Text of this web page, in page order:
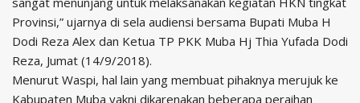
Provinsi,” ujarnya di sela audiensi bersama Bupati Muba H
Dodi Reza Alex dan Ketua TP PKK Muba Hj Thia Yufada Dodi
Reza, Jumat (14/9/2018).
Menurut Waspi, hal lain yang membuat pihaknya merujuk ke
Kabupaten Muba yakni dikarenakan beberapa peraihan